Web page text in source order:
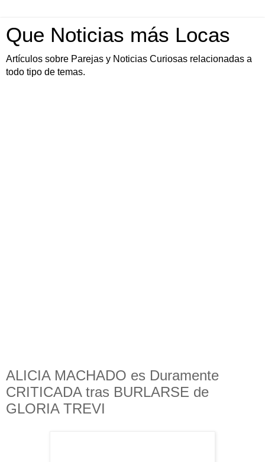
Que Noticias más Locas
Artículos sobre Parejas y Noticias Curiosas relacionadas a
todo tipo de temas.
ALICIA MACHADO es Duramente
CRITICADA tras BURLARSE de
GLORIA TREVI